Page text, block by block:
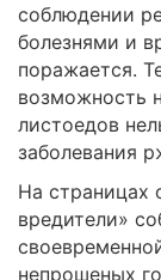
соблюдении
болезнями и
поражается.
возможность
листоедов
заболевания
На страницах
вредители»
непрошеных